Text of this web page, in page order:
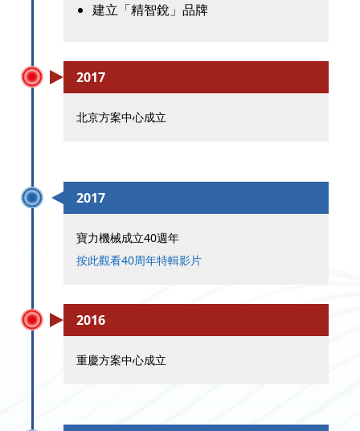
建立「精智銳」品牌
2017
北京方案中心成立
2017
寶力機械成立40週年
按此觀看40周年特輯影片
2016
重慶方案中心成立